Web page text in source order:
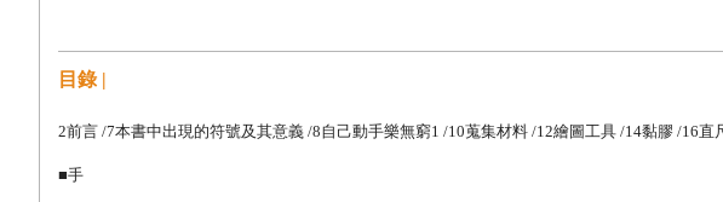
目錄 |
2前言 /7本書中出現的符號及其意義 /8自己動手樂無窮1 /10蒐集材料 /12繪圖工具 /14黏膠 /16直
■手